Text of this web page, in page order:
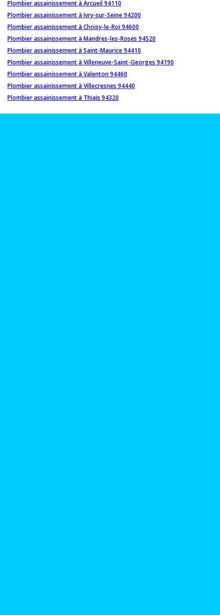
Plombier assainissement à Arcueil 94110
Plombier assainissement à Ivry-sur-Seine 94200
Plombier assainissement à Choisy-le-Roi 94600
Plombier assainissement à Mandres-les-Roses 94520
Plombier assainissement à Saint-Maurice 94410
Plombier assainissement à Villeneuve-Saint-Georges 94190
Plombier assainissement à Valenton 94460
Plombier assainissement à Villecresnes 94440
Plombier assainissement à Thiais 94320